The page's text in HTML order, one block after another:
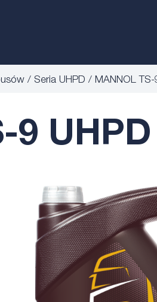
Seria UHPD MANNOL
9